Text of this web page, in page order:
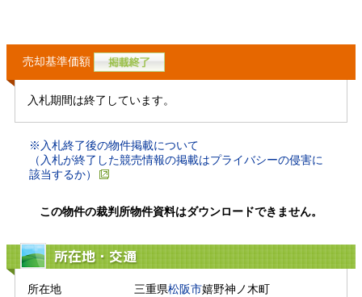
売却基準価額
入札期間は終了しています。
※入札終了後の物件掲載について
（入札が終了した競売情報の掲載はプライバシーの侵害に
該当するか）
この物件の裁判所物件資料はダウンロードできません。
所在地・交通
所在地 三重県松阪市嬉野神ノ木町